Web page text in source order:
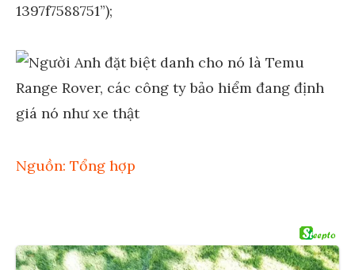
1397f7588751”);
Nguồn: Tổng hợp